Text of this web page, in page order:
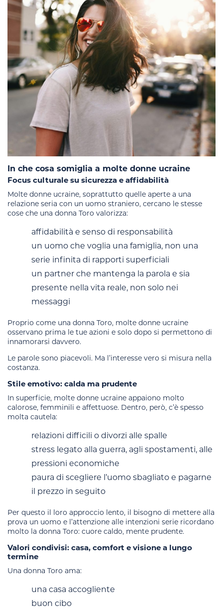
In che cosa somiglia a molte donne ucraine
Focus culturale su sicurezza e affidabilità
Molte donne ucraine, soprattutto quelle aperte a una
relazione seria con un uomo straniero, cercano le stesse
cose che una donna Toro valorizza:
affidabilità e senso di responsabilità
un uomo che voglia una famiglia, non una
serie infinita di rapporti superficiali
un partner che mantenga la parola e sia
presente nella vita reale, non solo nei
messaggi
Proprio come una donna Toro, molte donne ucraine
osservano prima le tue azioni e solo dopo si permettono di
innamorarsi davvero.
Le parole sono piacevoli. Ma l’interesse vero si misura nella
costanza.
Stile emotivo: calda ma prudente
In superficie, molte donne ucraine appaiono molto
calorose, femminili e affettuose. Dentro, però, c’è spesso
molta cautela:
relazioni difficili o divorzi alle spalle
stress legato alla guerra, agli spostamenti, alle
pressioni economiche
paura di scegliere l’uomo sbagliato e pagarne
il prezzo in seguito
Per questo il loro approccio lento, il bisogno di mettere alla
prova un uomo e l’attenzione alle intenzioni serie ricordano
molto la donna Toro: cuore caldo, mente prudente.
Valori condivisi: casa, comfort e visione a lungo
termine
Una donna Toro ama:
una casa accogliente
buon cibo